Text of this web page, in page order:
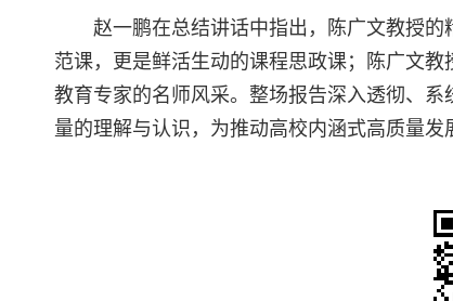
赵一鹏在总结讲话中指出，陈广文教授
范课，更是鲜活生动的课程思政课；陈广文
教育专家的名师风采。整场报告深入透彻、
量的理解与认识，为推动高校内涵式高质量发